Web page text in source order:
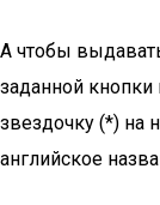
А чтобы
заданной
звездочку (*) на
английское